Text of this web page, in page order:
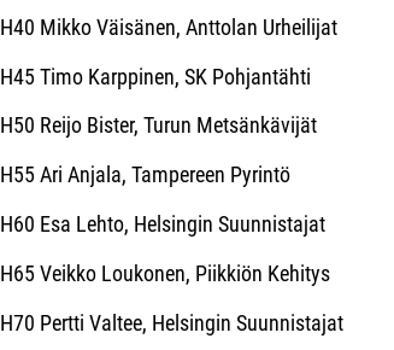
H40 Mikko Väisänen, Anttolan Urheilijat
H45 Timo Karppinen, SK Pohjantähti
H50 Reijo Bister, Turun Metsänkävijät
H55 Ari Anjala, Tampereen Pyrintö
H60 Esa Lehto, Helsingin Suunnistajat
H65 Veikko Loukonen, Piikkiön Kehitys
H70 Pertti Valtee, Helsingin Suunnistajat